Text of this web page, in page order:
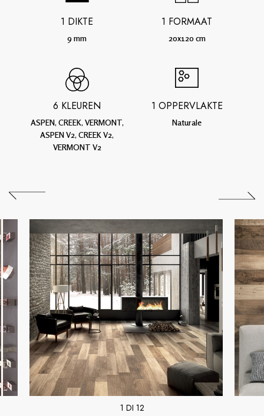
1 DIKTE
9 mm
1 FORMAAT
20x120 cm
6 KLEUREN
ASPEN, CREEK, VERMONT,
ASPEN V2, CREEK V2,
VERMONT V2
1 OPPERVLAKTE
Naturale
1 DI 12